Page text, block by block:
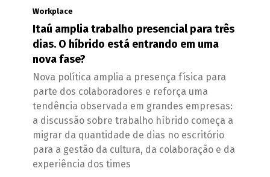
Workplace
Itaú amplia trabalho presencial para três
dias. O híbrido está entrando em uma
nova fase?
Nova política amplia a presença física para
parte dos colaboradores e reforça uma
tendência observada em grandes empresas:
a discussão sobre trabalho híbrido começa a
migrar da quantidade de dias no escritório
para a gestão da cultura, da colaboração e da
experiência dos times